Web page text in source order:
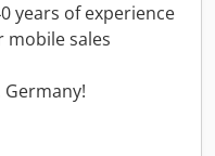
years of experience
mobile sales